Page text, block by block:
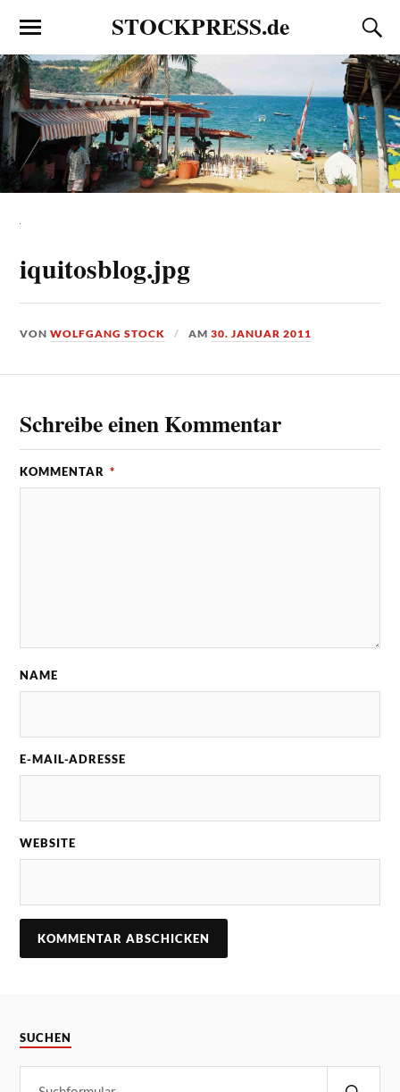
STOCKPRESS.de
iquitosblog.jpg
VONWOLFGANG STOCK AM30. JANUAR 2011
Schreibe einen Kommentar
KOMMENTAR *
NAME
E-MAIL-ADRESSE
WEBSITE
SUCHEN